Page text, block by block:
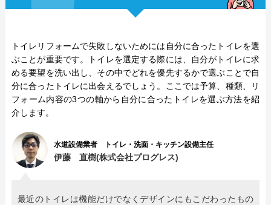
本社所在地
〒458-0007
10年施工保証
許認可・資格
給水装置工事主任技術者
管工事施工管理技士
建築士
詳細は公式HPでご確認ください
現金 銀行振込
トイレリフォームで失敗しないためには自分に合ったトイレを選
ぶことが重要です。トイレを選定する際には、自分がトイレに求
める要望を洗い出し、その中でどれを優先するかで選ぶことで自
分に合ったトイレに出会えるでしょう。ここでは予算、種類、リ
フォーム内容の3つの軸から自分に合ったトイレを選ぶ方法を紹
介します。
水道設備業者 トイレ・洗面・キッチン設備主任
伊藤 直樹(株式会社プログレス)
最近のトイレは機能だけでなくデザインにもこだわったもの